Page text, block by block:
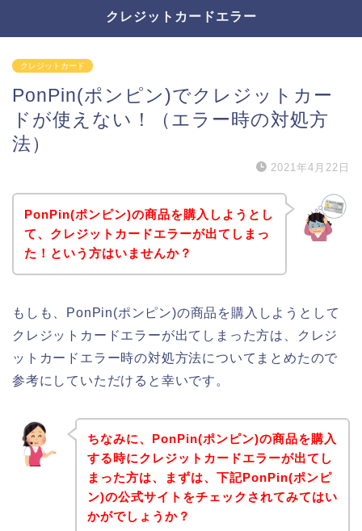
クレジットカードエラー
クレジットカード
PonPin(ポンピン)でクレジットカー
ドが使えない！（エラー時の対処方
法）
2021年4月22日
PonPin(ポンピン)の商品を購入しようとし
て、クレジットカードエラーが出てしまっ
た！という方はいませんか？
もしも、PonPin(ポンピン)の商品を購入しようとして
クレジットカードエラーが出てしまった方は、クレジ
ットカードエラー時の対処方法についてまとめたので
参考にしていただけると幸いです。
ちなみに、PonPin(ポンピン)の商品を購入
する時にクレジットカードエラーが出てし
まった方は、まずは、下記PonPin(ポンピ
ン)の公式サイトをチェックされてみてはい
かがでしょうか？